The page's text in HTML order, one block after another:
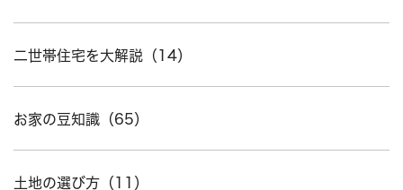
二世帯住宅を大解説（14）
お家の豆知識（65）
土地の選び方（11）